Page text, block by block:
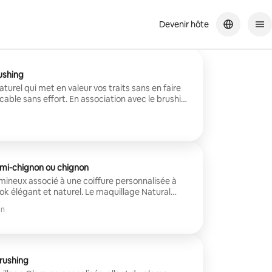
Devenir hôte
qui met en valeur vos traits sans en faire
sans effort. En association avec le brushing
un brushing élégant ou volumineux sur
en forme personnalisée, lisse, bouclée ou
chignon ou chignon
associé à une coiffure personnalisée à
élégant et naturel. Le maquillage Natural
avec une définition douce, tandis que
avec des boucles, des ondulations, des